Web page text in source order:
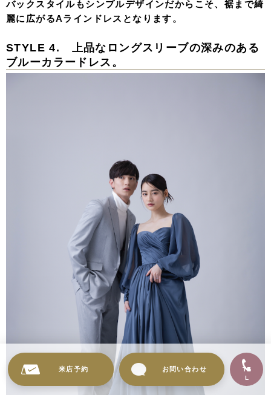
バックスタイルもシンプルデザインだからこそ、裾まで綺
麗に広がるAラインドレスとなります。
STYLE 4. 上品なロングスリーブの深みのある
ブルーカラードレス。
来店予約 お問い合わせ
TE
L